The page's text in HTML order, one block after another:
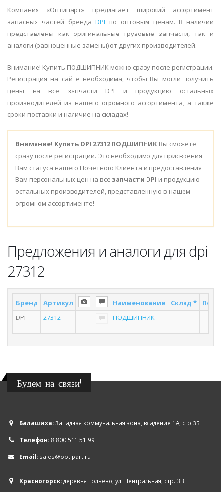
Компания «Оптипарт» предлагает широкий ассортимент
запасных частей брендаDPI по оптовым ценам. В наличии
представлены как оригинальные грузовые запчасти, так и
аналоги (равноценные замены) от других производителей.
Внимание! Купить ПОДШИПНИК можно сразу после регистрации.
Регистрация на сайте необходима, чтобы Вы могли получить
цены на все запчасти DPI и продукцию остальных
производителей из нашего огромного ассортимента, а также
сроки поставки и наличие на складах!
Внимание! Купить DPI 27312 ПОДШИПНИК Вы сможете
сразу после регистрации. Это необходимо для присвоения
Вам статуса нашего Почетного Клиента и предоставления
Вам персональных цен на все запчасти DPI и продукцию
остальных производителей, представленную в нашем
огромном ассортименте!
Предложения и аналоги для dpi
27312
Бренд Артикул Наименование Склад *
DPI
27312 ПОДШИПНИК
Будем на связи!
Балашиха:Западная коммунальная зона, владение 1А, стр.3Б
Телефон: 8 800 511 51 99
Email: sales@optipart.ru
Красногорск:деревня Гольево, ул. Центральная, стр. 3В